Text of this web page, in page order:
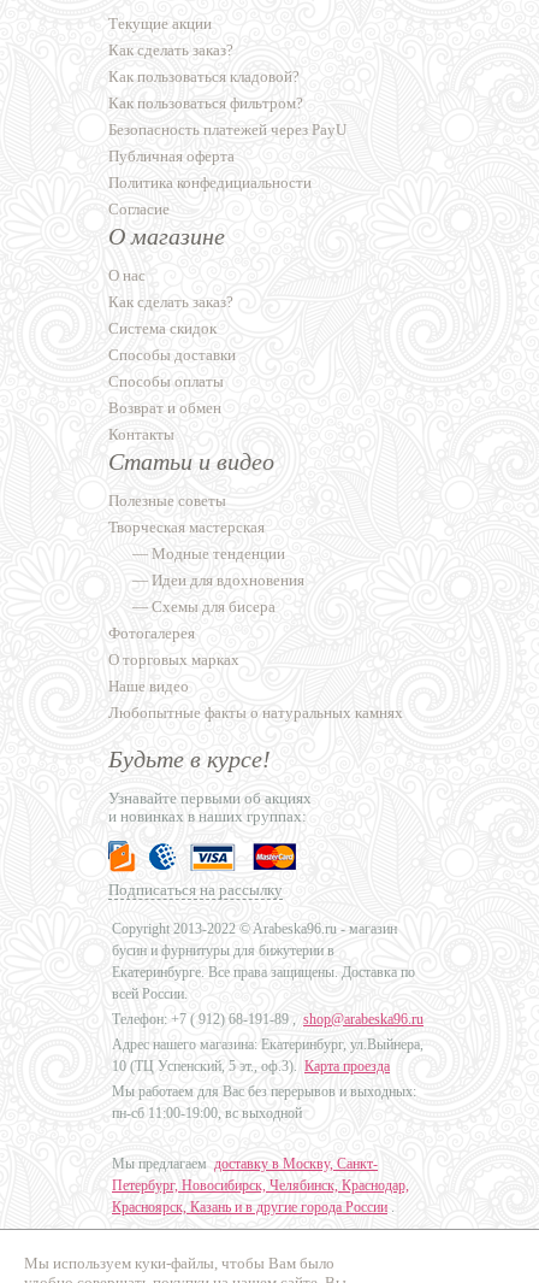
Мы используем куки-файлы, чтобы Вам было
Текущие акции
Как сделать заказ?
Как пользоваться кладовой?
Как пользоваться фильтром?
Безопасность платежей через PayU
Публичная оферта
Политика конфедициальности
Согласие
О магазине
О нас
Как сделать заказ?
Система скидок
Способы доставки
Способы оплаты
Возврат и обмен
Контакты
Статьи и видео
Полезные советы
Творческая мастерская
— Модные тенденции
— Идеи для вдохновения
— Схемы для бисера
Фотогалерея
О торговых марках
Наше видео
Любопытные факты о натуральных камнях
Будьте в курсе!
Узнавайте первыми об акциях
и новинках в наших группах:
Подписаться на рассылку
Copyright 2013-2022 © Arabeska96.ru - магазин
бусин и фурнитуры для бижутерии в
Екатеринбурге. Все права защищены. Доставка по
всей России.
Телефон: +7 ( 912) 68-191-89 , shop@arabeska96.ru
Адрес нашего магазина: Екатеринбург, ул.Выйнера,
10 (ТЦ Успенский, 5 эт., оф.3). Карта проезда
Мы работаем для Вас без перерывов и выходных:
пн-сб 11:00-19:00, вс выходной
Мы предлагаем доставку в Москву, Санкт-
Петербург, Новосибирск, Челябинск, Краснодар,
Красноярск, Казань и в другие города России .
Дизайн - Наталья Мальцева